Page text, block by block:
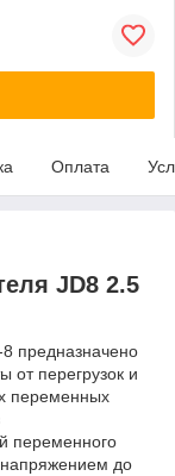
Оплата
JD8 2.5
предназначено
от перегрузок и
переменных
переменного
до